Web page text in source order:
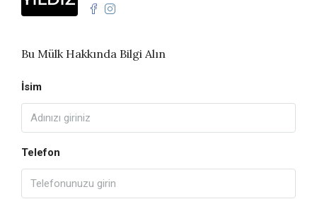
Bu Mülk Hakkında Bilgi Alın
İsim
Telefon